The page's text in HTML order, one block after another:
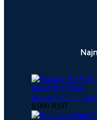
Kranzle B 270 T –
6,000 RSD